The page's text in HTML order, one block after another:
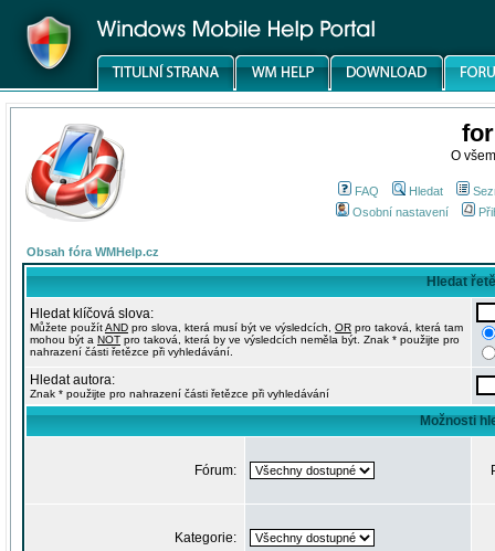
O
FAQ Hledat
Osobní nastavení
Obsah fóra WMHelp.cz
Hledat
Hledat klíčová slova:
Můžete použítAND pro slova, která musí být ve výsledcích, OR pro taková, která tam
mohou být a NOT pro taková, která by ve výsledcích neměla být. Znak * použijte pro
nahrazení části řetězce při vyhledávání.
Hledat autora:
Znak * použijte pro nahrazení části řetězce při vyhledávání
Možnosti
Fórum:
Kategorie: